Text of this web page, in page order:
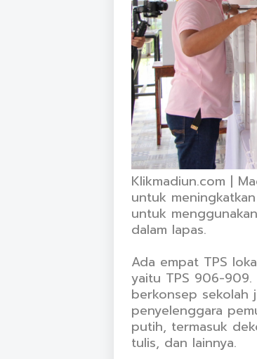
Klikmadiun.com |
untuk
untuk
dalam lapas.
Ada empat TPS
yaitu TPS 906-
berkonsep sekolah
penyelenggara
putih, termasuk
tulis, dan lainnya.